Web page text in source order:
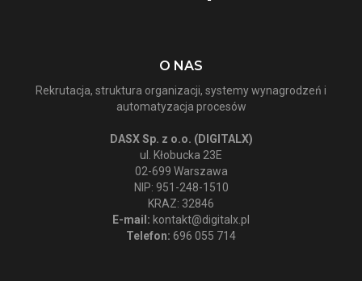
O NAS
Rekrutacja, struktura organizacji, systemy wynagrodzeń i
automatyzacja procesów
DASX Sp. z o.o. (DIGITALX)
ul. Kłobucka 23E
02-699 Warszawa
NIP: 951-248-1510
KRAZ: 32846
E-mail: kontakt@digitalx.pl
Telefon: 696 055 714